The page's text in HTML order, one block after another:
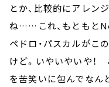
とか、比較的にアレン
ね……これ、もともと
ペドロ・パスカルがこ
けど。いやいやいや！
を苦笑いに包んでなん